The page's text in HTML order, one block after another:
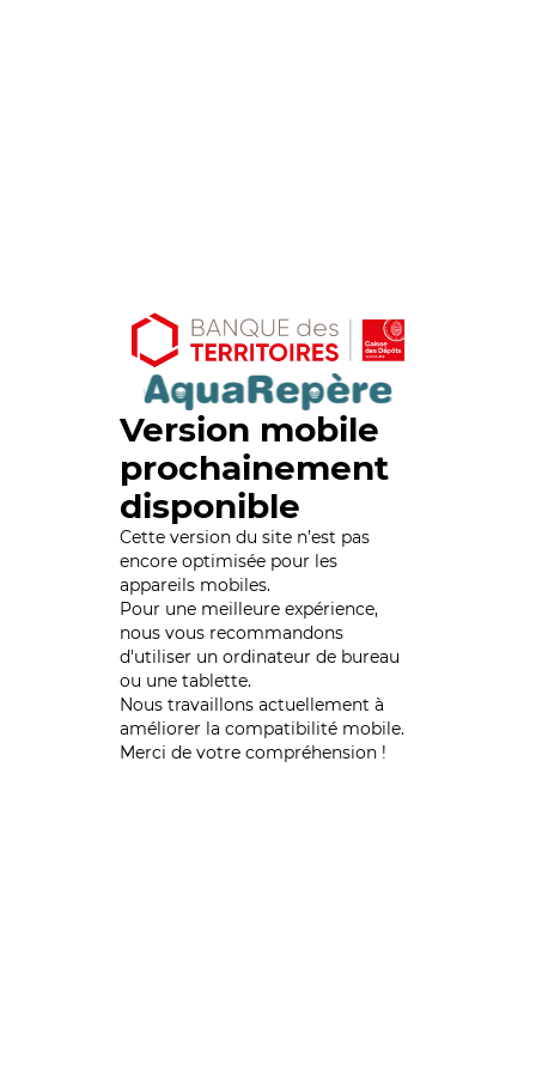
Version mobile
prochainement
disponible
Cette version du site n’est pas
encore optimisée pour les
appareils mobiles.
Pour une meilleure expérience,
nous vous recommandons
d'utiliser un ordinateur de bureau
ou une tablette.
Nous travaillons actuellement à
améliorer la compatibilité mobile.
Merci de votre compréhension !